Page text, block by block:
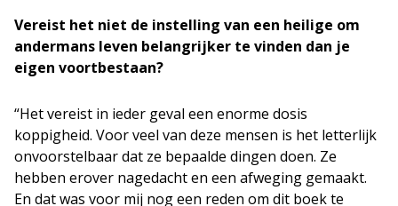
Vereist het niet de instelling van een heilige om
andermans leven belangrijker te vinden dan je
eigen voortbestaan?
“Het vereist in ieder geval een enorme dosis
koppigheid. Voor veel van deze mensen is het letterlijk
onvoorstelbaar dat ze bepaalde dingen doen. Ze
hebben erover nagedacht en een afweging gemaakt.
En dat was voor mij nog een reden om dit boek te